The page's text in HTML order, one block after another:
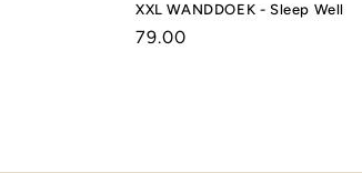
XXL WANDDOEK - Sleep Well
Normale
79.00